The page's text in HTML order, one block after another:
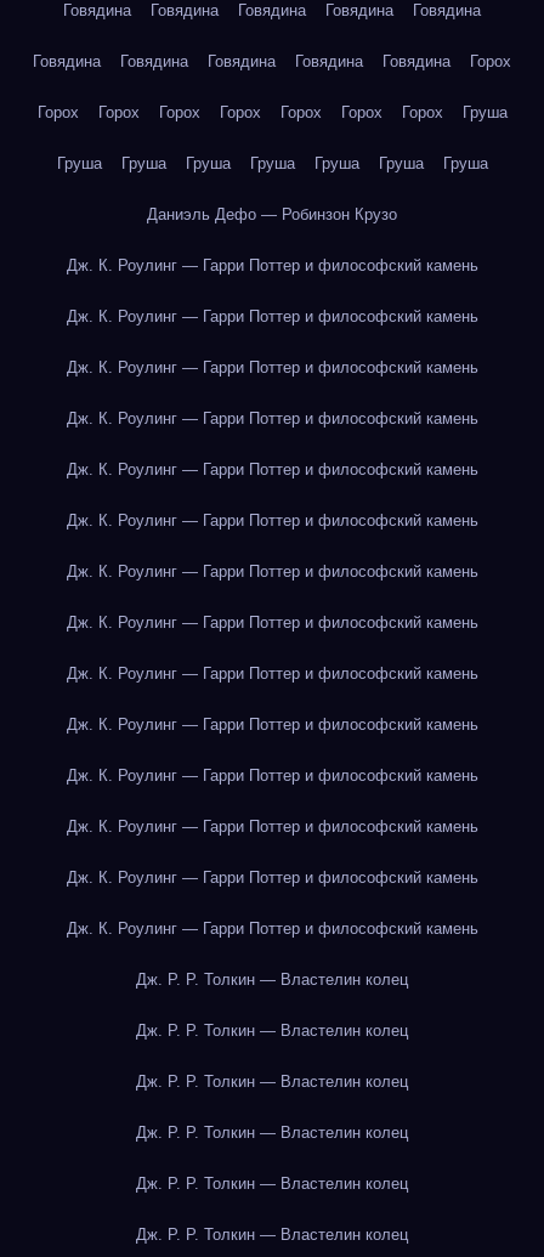
Говядина Говядина Говядина Говядина Говядина
Говядина Говядина Говядина Говядина Говядина Горох
Горох Горох Горох Горох Горох Горох Горох Груша
Груша Груша Груша Груша Груша Груша Груша
Даниэль Дефо — Робинзон Крузо
Дж. К. Роулинг — Гарри Поттер и философский камень
Дж. К. Роулинг — Гарри Поттер и философский камень
Дж. К. Роулинг — Гарри Поттер и философский камень
Дж. К. Роулинг — Гарри Поттер и философский камень
Дж. К. Роулинг — Гарри Поттер и философский камень
Дж. К. Роулинг — Гарри Поттер и философский камень
Дж. К. Роулинг — Гарри Поттер и философский камень
Дж. К. Роулинг — Гарри Поттер и философский камень
Дж. К. Роулинг — Гарри Поттер и философский камень
Дж. К. Роулинг — Гарри Поттер и философский камень
Дж. К. Роулинг — Гарри Поттер и философский камень
Дж. К. Роулинг — Гарри Поттер и философский камень
Дж. К. Роулинг — Гарри Поттер и философский камень
Дж. К. Роулинг — Гарри Поттер и философский камень
Дж. Р. Р. Толкин — Властелин колец
Дж. Р. Р. Толкин — Властелин колец
Дж. Р. Р. Толкин — Властелин колец
Дж. Р. Р. Толкин — Властелин колец
Дж. Р. Р. Толкин — Властелин колец
Дж. Р. Р. Толкин — Властелин колец